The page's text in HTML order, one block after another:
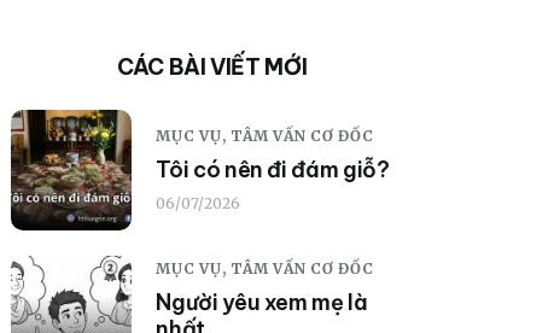
CÁC BÀI VIẾT MỚI
MỤC VỤ, TÂM VẤN CƠ ĐỐC
Tôi có nên đi đám giỗ?
06/07/2026
MỤC VỤ, TÂM VẤN CƠ ĐỐC
Người yêu xem mẹ là